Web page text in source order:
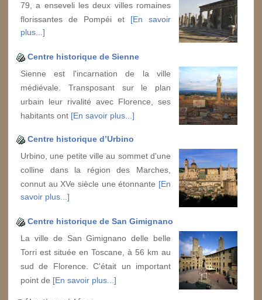
79, a enseveli les deux villes romaines
florissantes de Pompéi et [En savoir
plus...]
Centre historique de Sienne
Sienne est l'incarnation de la ville
médiévale. Transposant sur le plan
urbain leur rivalité avec Florence, ses
habitants ont [En savoir plus...]
Centre historique d’Urbino
Urbino, une petite ville au sommet d'une
colline dans la région des Marches,
connut au XVe siècle une étonnante [En
savoir plus...]
Centre historique de San Gimignano
La ville de San Gimignano delle belle
Torri est située en Toscane, à 56 km au
sud de Florence. C'était un important
point de [En savoir plus...]